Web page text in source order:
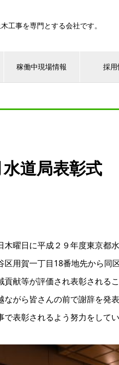
工事を専門とする会社です。
稼働中現場情報 採
道局表彰式
木曜日に平成２９年度東京都
区用賀一丁目18番地先から同
貢献等が評価され表彰される
ながら皆さんの前で謝辞を発
で表彰されるよう努力をして